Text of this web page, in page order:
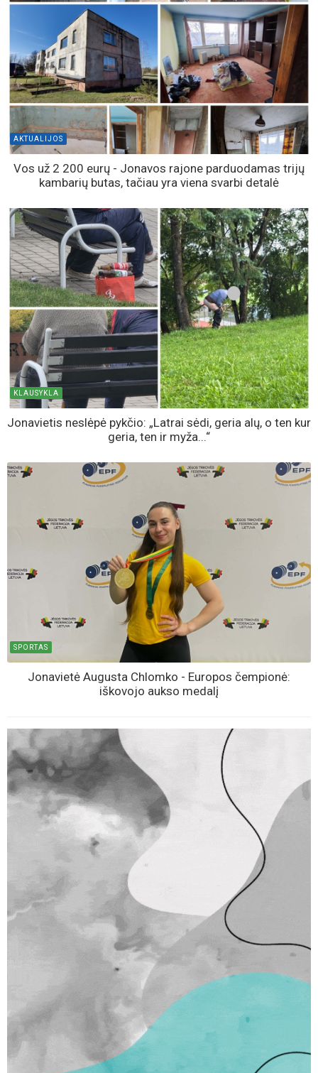
AKTUALIJOS
Vos už 2 200 eurų - Jonavos rajone parduodamas trijų
kambarių butas, tačiau yra viena svarbi detalė
KLAUSYKLA
Jonavietis neslėpė pykčio: „Latrai sėdi, geria alų, o ten kur
geria, ten ir myža...“
SPORTAS
Jonavietė Augusta Chlomko - Europos čempionė:
iškovojo aukso medalį